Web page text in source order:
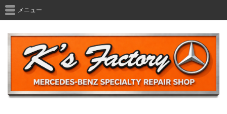
メニュー